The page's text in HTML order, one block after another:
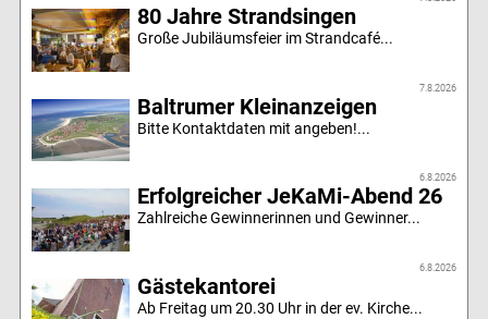
80 Jahre Strandsingen
Große Jubiläumsfeier im Strandcafé...
7.8.2026
Baltrumer Kleinanzeigen
Bitte Kontaktdaten mit angeben!...
6.8.2026
Erfolgreicher JeKaMi-Abend 26
Zahlreiche Gewinnerinnen und Gewinner...
6.8.2026
Gästekantorei
Ab Freitag um 20.30 Uhr in der ev. Kirche...